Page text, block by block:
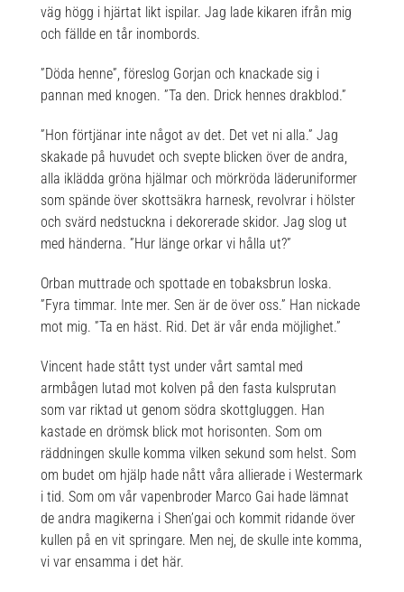
väg högg i hjärtat likt ispilar. Jag lade kikaren ifrån mig
och fällde en tår inombords.
”Döda henne”, föreslog Gorjan och knackade sig i
pannan med knogen. ”Ta den. Drick hennes drakblod.”
”Hon förtjänar inte något av det. Det vet ni alla.” Jag
skakade på huvudet och svepte blicken över de andra,
alla iklädda gröna hjälmar och mörkröda läderuniformer
som spände över skottsäkra harnesk, revolvrar i hölster
och svärd nedstuckna i dekorerade skidor. Jag slog ut
med händerna. ”Hur länge orkar vi hålla ut?”
Orban muttrade och spottade en tobaksbrun loska.
”Fyra timmar. Inte mer. Sen är de över oss.” Han nickade
mot mig. ”Ta en häst. Rid. Det är vår enda möjlighet.”
Vincent hade stått tyst under vårt samtal med
armbågen lutad mot kolven på den fasta kulsprutan
som var riktad ut genom södra skottgluggen. Han
kastade en drömsk blick mot horisonten. Som om
räddningen skulle komma vilken sekund som helst. Som
om budet om hjälp hade nått våra allierade i Westermark
i tid. Som om vår vapenbroder Marco Gai hade lämnat
de andra magikerna i Shen’gai och kommit ridande över
kullen på en vit springare. Men nej, de skulle inte komma,
vi var ensamma i det här.